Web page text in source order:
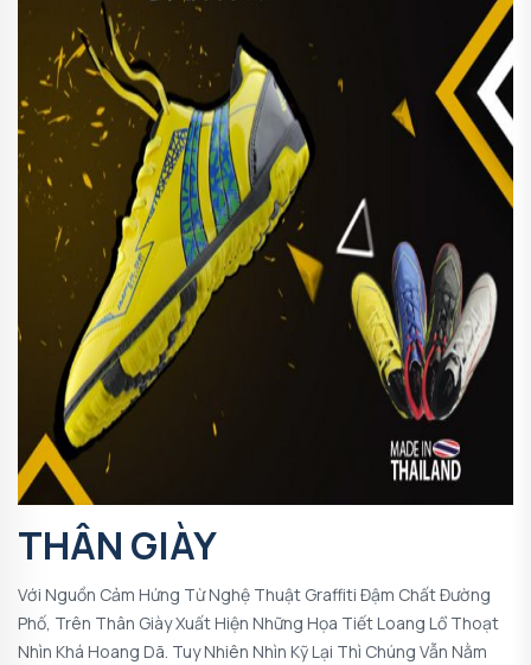
THÂN GIÀY
Với Nguồn Cảm Hứng Từ Nghệ Thuật Graffiti Đậm Chất Đường
Phố, Trên Thân Giày Xuất Hiện Những Họa Tiết Loang Lổ Thoạt
Nhìn Khá Hoang Dã. Tuy Nhiên Nhìn Kỹ Lại Thì Chúng Vẫn Nằm